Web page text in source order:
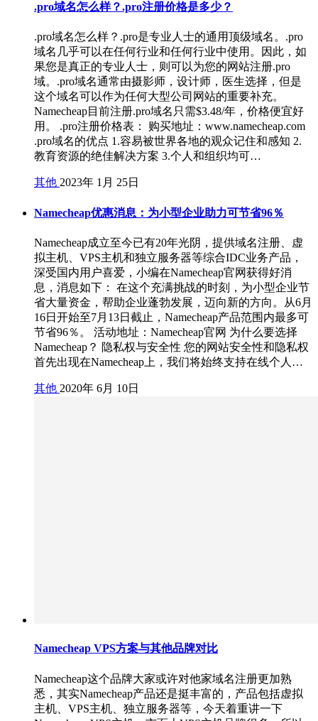
.pro域名怎么样？.pro注册价格是多少？
.pro域名怎么样？.pro是专业人士的通用顶级域名。.pro
域名几乎可以在任何行业和任何行业中使用。因此，如
果您是真正的专业人士，则可以为您的网站注册.pro
域。.pro域名通常由摄影师，设计师，医生选择，但是
这个域名可以作为任何大型公司网站的重要补充。
Namecheap目前注册.pro域名只需$3.48/年，价格便宜好
用。 .pro注册价格表： 购买地址：www.namecheap.com
.pro域名的优点 1.容易被世界各地的观众记住和感知 2.
教育资源的绝佳解决方案 3.个人和组织均可…
其他 2023年 1月 25日
Namecheap优惠消息：为小型企业助力可节省96％
Namecheap成立至今已有20年光阴，提供域名注册、虚
拟主机、VPS主机和独立服务器等综合IDC业务产品，
深受国内用户喜爱，小编在Namecheap官网获得好消
息，消息如下： 在这个充满挑战的时刻，为小型企业节
省大量资金，帮助企业蓬勃发展，迈向新的方向。从6月
16日开始至7月13日截止，Namecheap产品范围内最多可
节省96％。 活动地址：Namecheap官网 为什么要选择
Namecheap？ 隐私权与安全性 您的网站安全性和隐私权
首先出现在Namecheap上，我们将始终支持在线个人…
其他 2020年 6月 10日
Namecheap VPS方案与其他品牌对比
Namecheap这个品牌大家或许对他家域名注册更加熟
悉，其实Namecheap产品还是挺丰富的，产品包括虚拟
主机、VPS主机、独立服务器等，今天着重讲一下